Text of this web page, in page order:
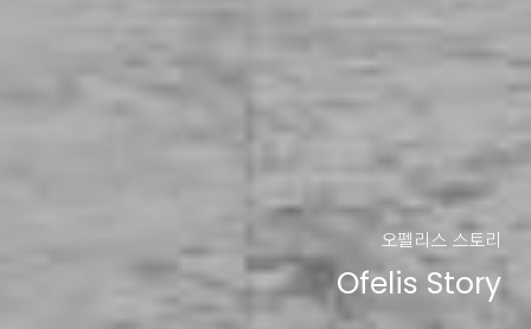
오펠리스 스토리
Ofelis Story